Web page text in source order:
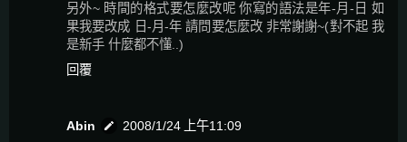
另外~ 時間的格式要怎麼改呢 你寫的語法是年-月-日 如
果我要改成 日-月-年 請問要怎麼改 非常謝謝~(對不起 我
是新手 什麼都不懂..)
回覆
Abin
2008/1/24 上午11:09